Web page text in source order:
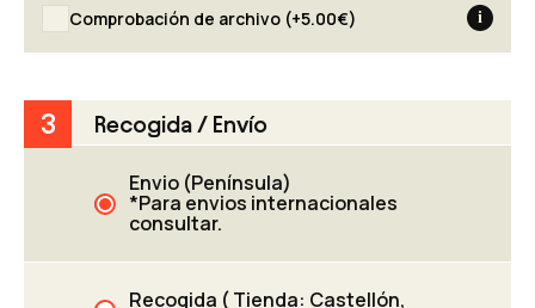
Comprobación de archivo (+5.00€) i
Confía en la experiencia de un
Revisión de archivos, revisamos
cuidadosamente tu archivo,
hacemos los cambios necesarios en
la medida de lo posible y, una vez
corregido, lo enviamos directamente
3 Recogida / Envío
Envio (Península)
*Para envios internacionales
consultar.
Recogida ( Tienda: Castellón,